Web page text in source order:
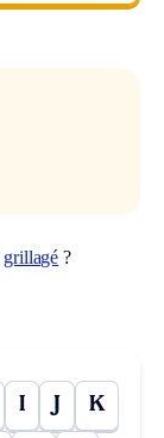
grillagé ?
I J K